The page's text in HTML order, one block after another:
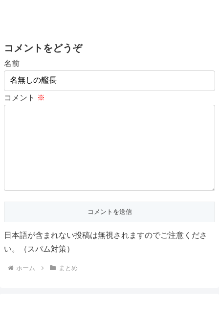
コメントをどうぞ
名前
コメント ※
日本語が含まれない投稿は無視されますのでご注意くださ
い。（スパム対策）
ホーム まとめ